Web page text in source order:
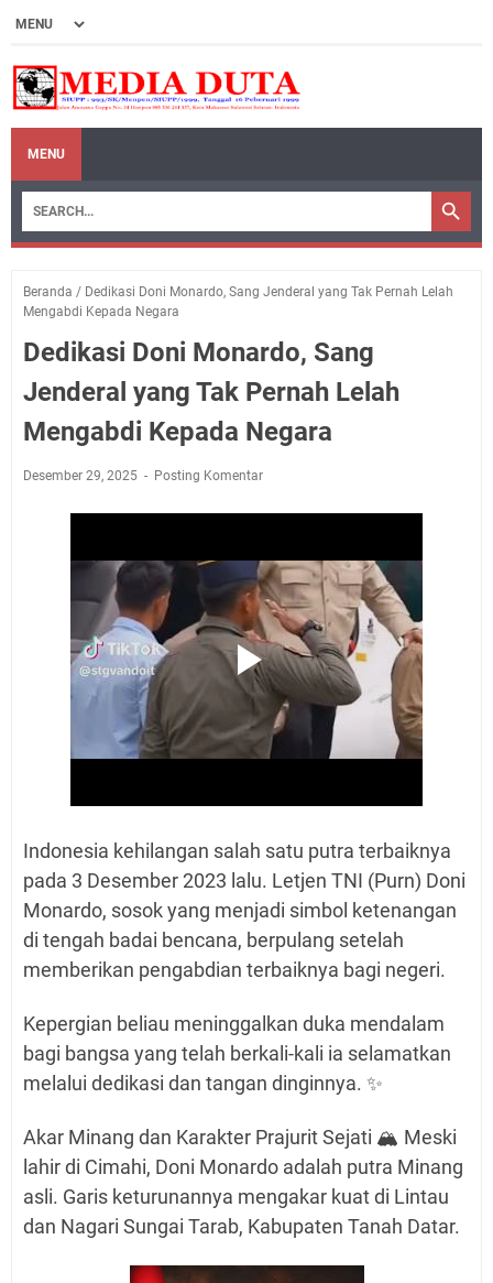
MENU
Beranda / Dedikasi Doni Monardo, Sang Jenderal yang Tak Pernah Lelah
Mengabdi Kepada Negara
Dedikasi Doni Monardo, Sang
Jenderal yang Tak Pernah Lelah
Mengabdi Kepada Negara
Desember 29, 2025 Posting Komentar
Indonesia kehilangan salah satu putra terbaiknya
pada 3 Desember 2023 lalu. Letjen TNI (Purn) Doni
Monardo, sosok yang menjadi simbol ketenangan
di tengah badai bencana, berpulang setelah
memberikan pengabdian terbaiknya bagi negeri.
Kepergian beliau meninggalkan duka mendalam
bagi bangsa yang telah berkali-kali ia selamatkan
melalui dedikasi dan tangan dinginnya. ✨
Akar Minang dan Karakter Prajurit Sejati 🏔️ Meski
lahir di Cimahi, Doni Monardo adalah putra Minang
asli. Garis keturunannya mengakar kuat di Lintau
dan Nagari Sungai Tarab, Kabupaten Tanah Datar.